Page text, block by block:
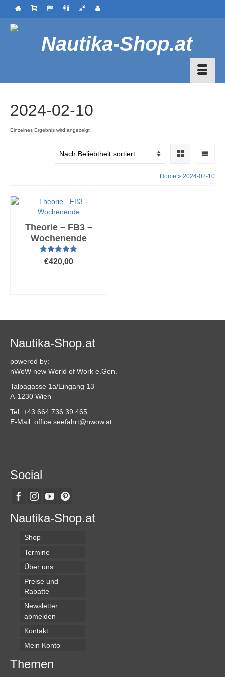
2024-02-10
Einzelnes Ergebnis wird angezeigt
Home » 2024-02-10
Theorie – FB3 –
Wochenende
Bewertet mit
5.00von 5
€420,00
weist
Varianten
auf.
Optionen
auf
Produktseite
gewählt
Nautika-Shop.at
powered by:
nWoW new World of Work e.Gen.
Talpagasse 1a/Eingang 13
A-1230 Wien
Tel. +43 664 736 39 465
E-Mail: office.seefahrt@nwow.at
Social
Nautika-Shop.at
Shop
Termine
Über uns
Preise und
Rabatte
Newsletter
abmelden
Kontakt
Mein Konto
Themen